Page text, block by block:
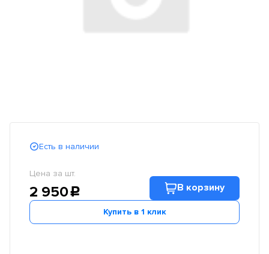
Есть в наличии
Цена за шт.
2 950c В корзину
Купить в 1 клик